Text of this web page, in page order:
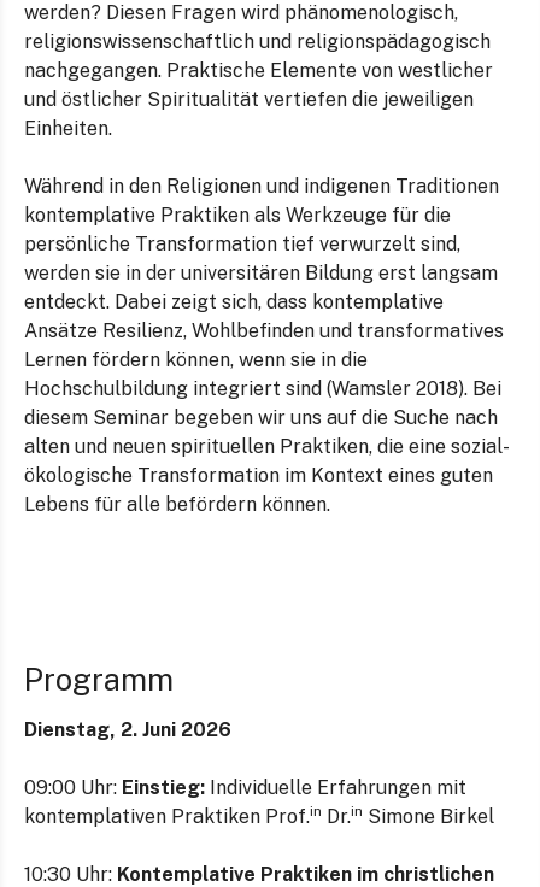
werden? Diesen Fragen wird phänomenologisch,
religionswissenschaftlich und religionspädagogisch
nachgegangen. Praktische Elemente von westlicher
und östlicher Spiritualität vertiefen die jeweiligen
Einheiten.
Während in den Religionen und indigenen Traditionen
kontemplative Praktiken als Werkzeuge für die
persönliche Transformation tief verwurzelt sind,
werden sie in der universitären Bildung erst langsam
entdeckt. Dabei zeigt sich, dass kontemplative
Ansätze Resilienz, Wohlbefinden und transformatives
Lernen fördern können, wenn sie in die
Hochschulbildung integriert sind (Wamsler 2018). Bei
diesem Seminar begeben wir uns auf die Suche nach
alten und neuen spirituellen Praktiken, die eine sozial-
ökologische Transformation im Kontext eines guten
Lebens für alle befördern können.
Programm
Dienstag, 2. Juni 2026
09:00 Uhr: Einstieg: Individuelle Erfahrungen mit
kontemplativen Praktiken Prof.in Dr.in Simone Birkel
10:30 Uhr: Kontemplative Praktiken im christlichen